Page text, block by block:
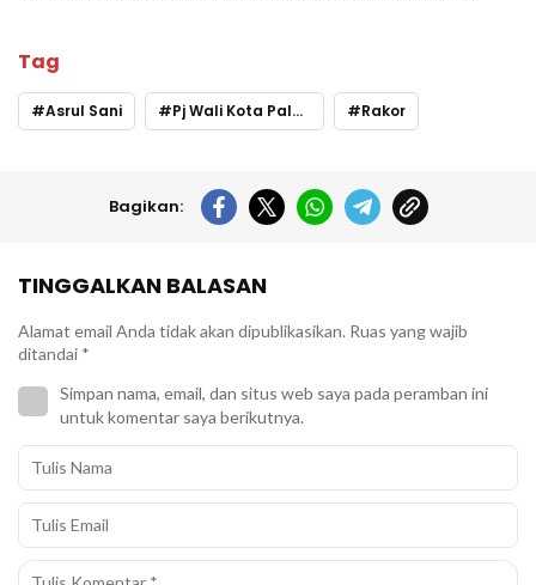
Tag
Asrul Sani Pj Wali Kota Palopo Rakor
Bagikan:
TINGGALKAN BALASAN
Alamat email Anda tidak akan dipublikasikan. Ruas yang wajib
ditandai *
Simpan nama, email, dan situs web saya pada peramban ini
untuk komentar saya berikutnya.